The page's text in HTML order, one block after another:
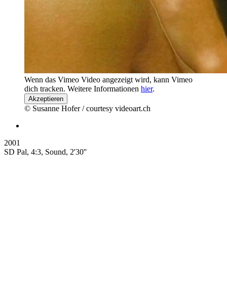
Wenn das Vimeo Video angezeigt wird, kann Vimeo
dich tracken. Weitere Informationen hier.
Akzeptieren
© Susanne Hofer / courtesy videoart.ch
2001
SD Pal, 4:3, Sound, 2'30''